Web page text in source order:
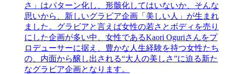
さ」はパターン化し、形骸化してはいないか、そんな
思いから、新しいグラビア企画「美しい人」が生まれ
ました。グラビアと言えば女性の若さとボディを売り
にした企画が多い中、女性であるKaori Oguriさんをプ
ロデューサーに据え、豊かな人生経験を持つ女性たち
の、内面から醸し出される“大人の美しさ”に迫る新た
なグラビア企画となります。